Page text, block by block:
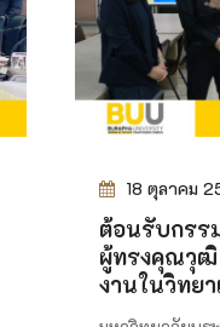
18 ตุลาคม
ต้อนรับกรร
ผู้ทรงคุณวุฒิ
งานในวิทย